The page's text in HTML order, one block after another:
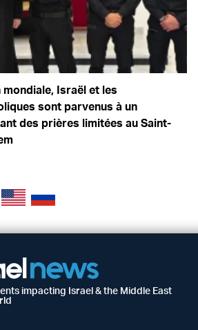
Israël et les
sont parvenus à un
des prières limitées au Saint-
impacting Israel & the Middle East